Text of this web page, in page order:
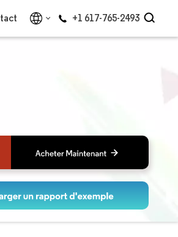
+1 617-765-2493